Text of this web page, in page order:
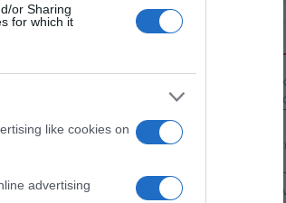
or Sharing
for which it
like cookies on
advertising
Κακή εβδομάδα για τις
στη μάχη διεκδίκησης της
Κλασικός
θερμοκρασίες και ισχυρά
Όρθρος και Θεία Λειτουργία